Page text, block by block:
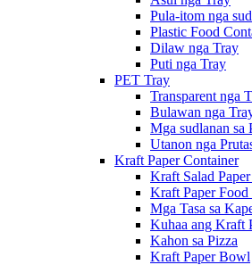
Pula-itom nga
Plastic Food
Dilaw nga Tray
Puti nga Tray
PET Tray
Transparent nga
Bulawan nga
Mga sudlanan sa
Utanon nga
Kraft Paper Container
Kraft Salad
Kraft Paper
Mga Tasa sa
Kuhaa ang Kraft
Kahon sa Pizza
Kraft Paper Bowl